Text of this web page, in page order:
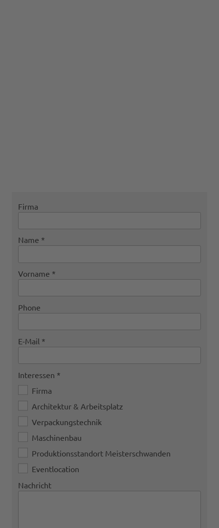
Firma
Name
Vorname
Phone
E-Mail
Interessen
Firma
Architektur & Arbeitsplatz
Verpackungstechnik
Maschinenbau
Produktionsstandort Meisterschwanden
Eventlocation
Nachricht